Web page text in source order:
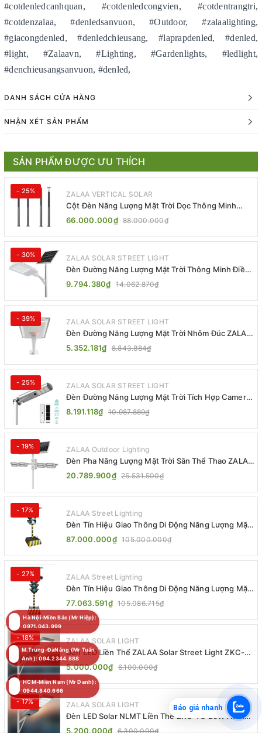
#cotdenledcanhquan, #cotdenledcongvien, #cotdentrangtri,
#cotdenzalaa, #denledsanvuon, #Outdoor, #zalaalighting,
#giacongdenled, #denledchieusang, #laprapdenled, #denled,
#light, #Zalaavn, #Lighting, #Gardenlights, #ledlight,
#denchieusangsanvuon, #denled,
DANH SÁCH CỬA HÀNG
NHẬN XÉT SẢN PHẨM
SẢN PHẨM ĐƯỢC ƯU THÍCH
- 25% ZALAA VERTICAL SOLAR
Cột Đèn Năng Lượng Mặt Trời Dọc Thông Minh
ZSR-YYDS-360 | ZALAA Jsc
66.000.000₫ 88.000.000₫
- 30% ZALAA SOLAR STREET LIGHT
Đèn Đường Năng Lượng Mặt Trời Thông Minh Điều
Khiển MPPT ZL-GMX01 ZALAA
9.794.380₫ 14.062.870₫
- 39% ZALAA SOLAR STREET LIGHT
Đèn Đường Năng Lượng Mặt Trời Nhôm Đúc ZALAA
ZL-BWH Cao Cấp IP65
5.352.181₫ 8.843.884₫
- 25% ZALAA SOLAR STREET LIGHT
Đèn Đường Năng Lượng Mặt Trời Tích Hợp Camera
ZALAA ZL-BJ04-CCTV (80W, IP65)
8.191.118₫ 10.987.889₫
- 19% ZALAA Outdoor Lighting
Đèn Pha Năng Lượng Mặt Trời Sân Thể Thao ZALAA
Jsc Chống Nước IP65 Cao Cấp
20.789.900₫ 25.531.500₫
- 17% ZALAA Street Lighting
Đèn Tín Hiệu Giao Thông Di Động Năng Lượng Mặt
Trời ZALAA ZL-300A-D
87.000.000₫ 105.000.000₫
- 27% ZALAA Street Lighting
Đèn Tín Hiệu Giao Thông Di Động Năng Lượng Mặt
Trời ZALAA ZL-409300C
77.063.591₫ 105.086.715₫
- 18% ZALAA SOLAR LIGHT
Đèn LED Liền Thể ZALAA Solar Street Light ZKC-
TG 20W 25W 30W All In One
5.000.000₫ 6.100.000₫
- 17% ZALAA SOLAR LIGHT
Đèn LED Solar NLMT Liền Thể ZKC-TG 20W All in
One | ZALAA Street Light
5.200.000₫ 6.300.000₫
HCM-Miền Nam (Mr Danh):
0944.840.666
Hà Nội-Miền Bắc (Mr Hiệp):
0971.043.999
M.Trung-ĐàNẵng (Mr Tuấn
Anh): 094.2344.888
Báo giá nhanh